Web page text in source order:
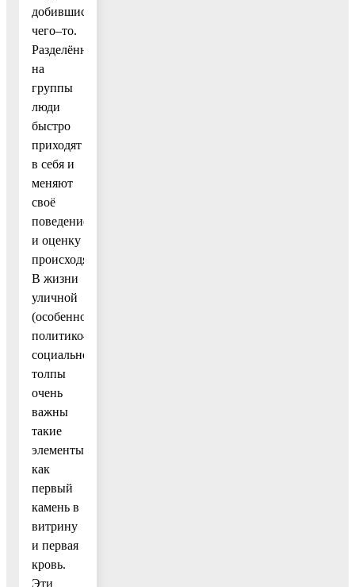
добившись
чего–то.
Разделённые
на
группы
люди
быстро
приходят
в себя и
меняют
своё
поведение
и оценку
происходящего.
В жизни
уличной
(особенно
политико–
социальной)
толпы
очень
важны
такие
элементы,
как
первый
камень в
витрину
и первая
кровь.
Эти